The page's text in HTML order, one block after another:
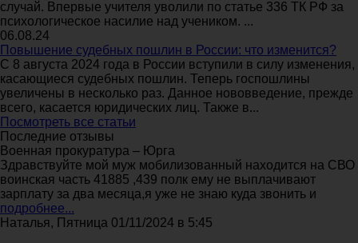
случай. Впервые учителя уволили по статье 336 ТК РФ за
психологическое насилие над учеником. ...
06.08.24
Повышение судебных пошлин в России: что изменится?
С 8 августа 2024 года в России вступили в силу изменения,
касающиеся судебных пошлин. Теперь госпошлины
увеличены в несколько раз. Данное нововведение, прежде
всего, касается юридических лиц. Также в...
Посмотреть все статьи
Последние отзывы
Военная прокуратура – Юрга
Здравствуйте мой муж мобилизованный находится на СВО
воинская часть 41885 ,439 полк ему не выплачивают
зарплату за два месяца,я уже не знаю куда звонить и
подробнее...
Наталья, Пятница 01/11/2024 в 5:45